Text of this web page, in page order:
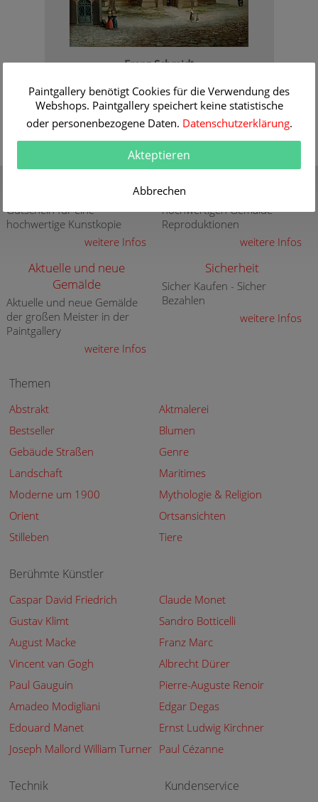
Franz Schmidt
Informationen / Bestellen
Gutschein für eine
hochwertige Kunstkopie
weitere Infos
30 Jahre Erfahrung mit
hochwertigen Gemälde-
Reproduktionen
weitere Infos
Aktuelle und neue
Gemälde
Aktuelle und neue Gemälde
der großen Meister in der
Paintgallery
weitere Infos
Sicherheit
Sicher Kaufen - Sicher
Bezahlen
weitere Infos
Themen
Abstrakt
Aktmalerei
Bestseller
Blumen
Gebäude Straßen
Genre
Landschaft
Maritimes
Moderne um 1900
Mythologie & Religion
Orient
Ortsansichten
Stilleben
Tiere
Berühmte Künstler
Caspar David Friedrich
Claude Monet
Gustav Klimt
Sandro Botticelli
August Macke
Franz Marc
Vincent van Gogh
Albrecht Dürer
Paul Gauguin
Pierre-Auguste Renoir
Amadeo Modigliani
Edgar Degas
Edouard Manet
Ernst Ludwig Kirchner
Joseph Mallord William Turner Paul Cézanne
Technik Kundenservice
Paintgallery benötigt Cookies für die Verwendung des
Webshops. Paintgallery speichert keine statistische
oder personenbezogene Daten. Datenschutzerklärung.
Akteptieren
Abbrechen